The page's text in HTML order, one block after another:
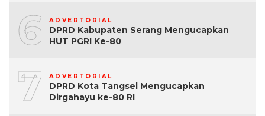
6 ADVERTORIAL
DPRD Kabupaten Serang Mengucapkan
HUT PGRI Ke-80
7 ADVERTORIAL
DPRD Kota Tangsel Mengucapkan
Dirgahayu ke-80 RI